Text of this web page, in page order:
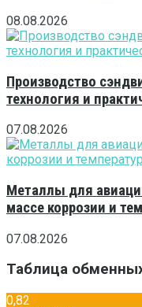
08.08.2026
Производство
технология и
07.08.2026
Металлы для
массе коррозии и
07.08.2026
Таблица
0,82